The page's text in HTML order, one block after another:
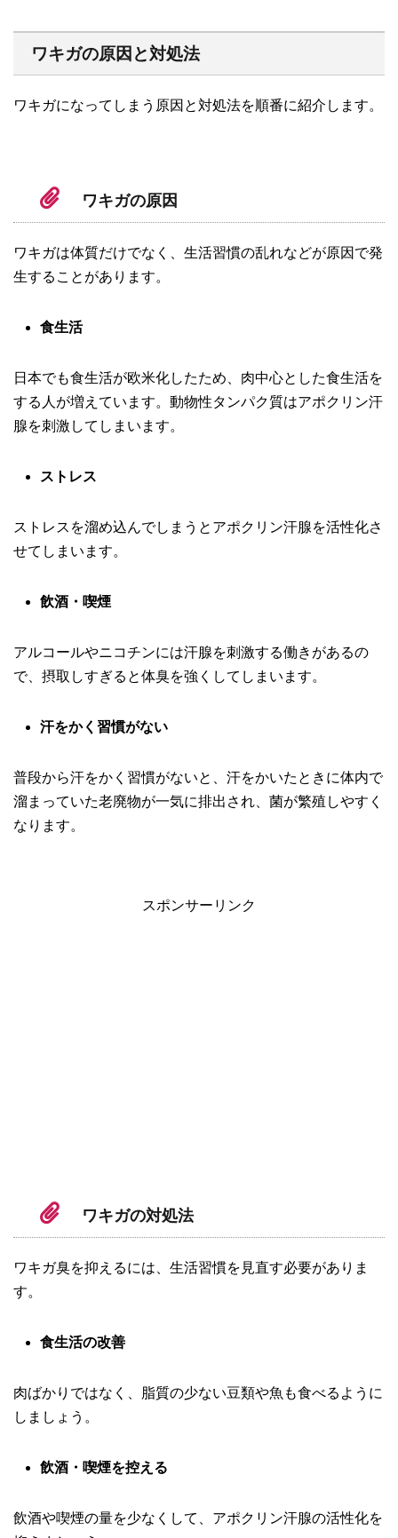
ワキガの原因と対処法
ワキガになってしまう原因と対処法を順番に紹介します。
ワキガの原因
ワキガは体質だけでなく、生活習慣の乱れなどが原因で発
生することがあります。
食生活
日本でも食生活が欧米化したため、肉中心とした食生活を
する人が増えています。動物性タンパク質はアポクリン汗
腺を刺激してしまいます。
ストレス
ストレスを溜め込んでしまうとアポクリン汗腺を活性化さ
せてしまいます。
飲酒・喫煙
アルコールやニコチンには汗腺を刺激する働きがあるの
で、摂取しすぎると体臭を強くしてしまいます。
汗をかく習慣がない
普段から汗をかく習慣がないと、汗をかいたときに体内で
溜まっていた老廃物が一気に排出され、菌が繁殖しやすく
なります。
スポンサーリンク
ワキガの対処法
ワキガ臭を抑えるには、生活習慣を見直す必要がありま
す。
食生活の改善
肉ばかりではなく、脂質の少ない豆類や魚も食べるように
しましょう。
飲酒・喫煙を控える
飲酒や喫煙の量を少なくして、アポクリン汗腺の活性化を